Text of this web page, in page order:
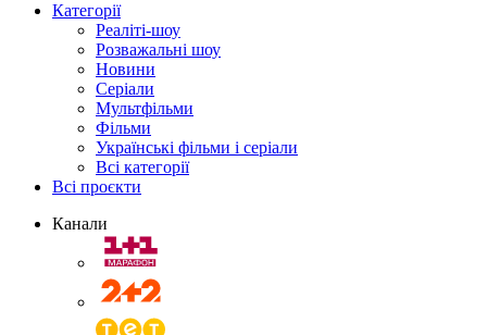
Категорії
Реаліті-шоу
Розважальні шоу
Новини
Серіали
Мультфільми
Фільми
Українські фільми і серіали
Всі категорії
Всі проєкти
Канали